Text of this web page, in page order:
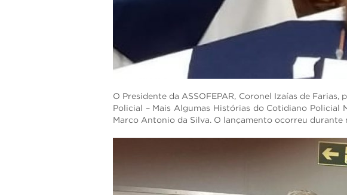
O Presidente da ASSOFEPAR, Coronel Izaías de
Policial – Mais Algumas Histórias do Cotidiano Policial
Marco Antonio da Silva. O lançamento ocorreu durante